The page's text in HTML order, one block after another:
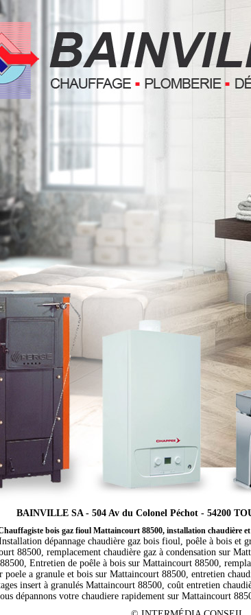
BAINVILLE SA - 504 Av du Colonel Péchot - 54200
bois gaz fioul Mattaincourt 88500, installation chaudière
dépannage chaudière gaz bois fioul, poêle à bois et
88500, remplacement chaudière gaz à condensation sur
Entretien de poêle à bois sur Mattaincourt 88500,
a granule et bois sur Mattaincourt 88500, entretien
insert à granulés Mattaincourt 88500, coût entretien
dépannons votre chaudiere rapidement sur Mattaincourt